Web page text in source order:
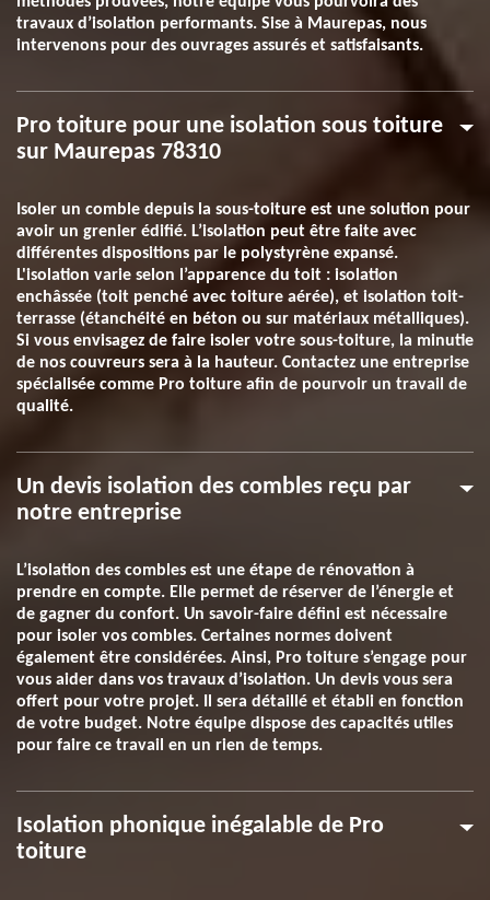
travaux d’isolation performants. Sise à Maurepas, nous
intervenons pour des ouvrages assurés et satisfaisants.
Pro toiture pour une isolation sous toiture
sur Maurepas 78310
Isoler un comble depuis la sous-toiture est une solution pour
avoir un grenier édifié. L’isolation peut être faite avec
différentes dispositions par le polystyrène expansé.
L'isolation varie selon l’apparence du toit : isolation
enchâssée (toit penché avec toiture aérée), et isolation toit-
terrasse (étanchéité en béton ou sur matériaux métalliques).
Si vous envisagez de faire isoler votre sous-toiture, la minutie
de nos couvreurs sera à la hauteur. Contactez une entreprise
spécialisée comme Pro toiture afin de pourvoir un travail de
qualité.
Un devis isolation des combles reçu par
notre entreprise
L’isolation des combles est une étape de rénovation à
prendre en compte. Elle permet de réserver de l’énergie et
de gagner du confort. Un savoir-faire défini est nécessaire
pour isoler vos combles. Certaines normes doivent
également être considérées. Ainsi, Pro toiture s’engage pour
vous aider dans vos travaux d’isolation. Un devis vous sera
offert pour votre projet. Il sera détaillé et établi en fonction
de votre budget. Notre équipe dispose des capacités utiles
pour faire ce travail en un rien de temps.
Isolation phonique inégalable de Pro
toiture